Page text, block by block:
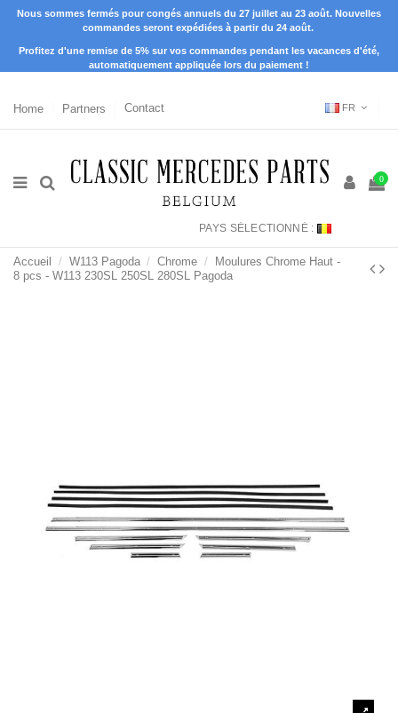
Nous sommes fermés pour congés annuels du 27 juillet au 23 août. Nouvelles
commandes seront expédiées à partir du 24 août.
Profitez d'une remise de 5% sur vos commandes pendant les vacances d'été,
automatiquement appliquée lors du paiement !
Home Partners Contact FR
0
PAYS SÉLECTIONNÉ :
Accueil W113 Pagoda Chrome
Moulures Chrome Haut -
8 pcs - W113 230SL 250SL 280SL Pagoda